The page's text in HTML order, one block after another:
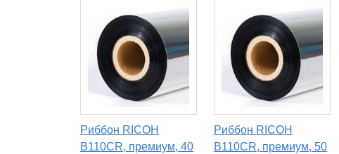
Риббон RICOH
B110CR, премиум, 40
Риббон RICOH
B110CR, премиум, 50